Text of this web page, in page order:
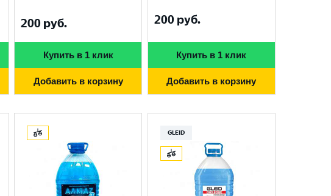
200 руб.
Купить в 1 клик
Добавить в корзину
200 руб.
Купить в 1 клик
Добавить в корзину
GLEID